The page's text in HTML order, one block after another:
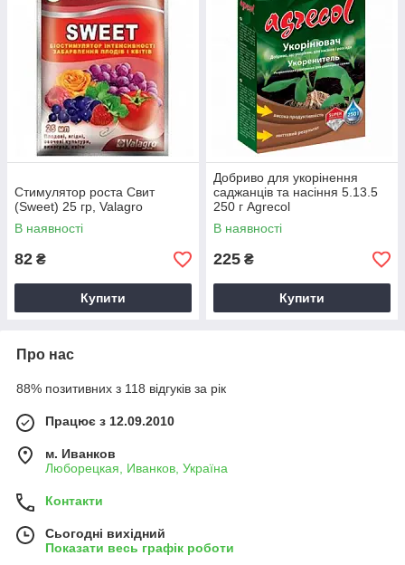
Стимулятор роста Свит
(Sweet) 25 гр, Valagro
В наявності
82 ₴
Купити
Добриво для укорінення
саджанців та насіння 5.13.5
250 г Agrecol
В наявності
225 ₴
Купити
Про нас
88% позитивних з 118 відгуків за рік
Працює з 12.09.2010
м. Иванков
Люборецкая, Иванков, Україна
Контакти
Сьогодні вихідний
Показати весь графік роботи